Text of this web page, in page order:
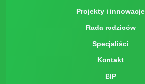
Projekty i innowacje
Rada rodziców
Specjaliści
Kontakt
BIP